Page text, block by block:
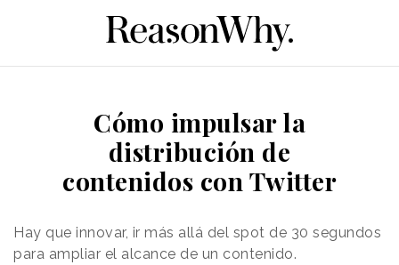
Cómo impulsar la
distribución de
contenidos con Twitter
Hay que innovar, ir más allá del spot de 30 segundos
para ampliar el alcance de un contenido.